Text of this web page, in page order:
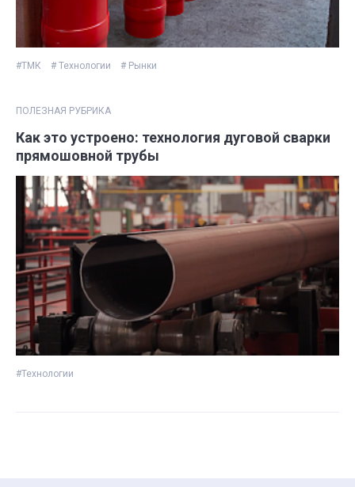
#ТМК # Технологии # Рынки
ПОЛЕЗНАЯ РУБРИКА
Как это устроено: технология дуговой сварки
прямошовной трубы
#Технологии